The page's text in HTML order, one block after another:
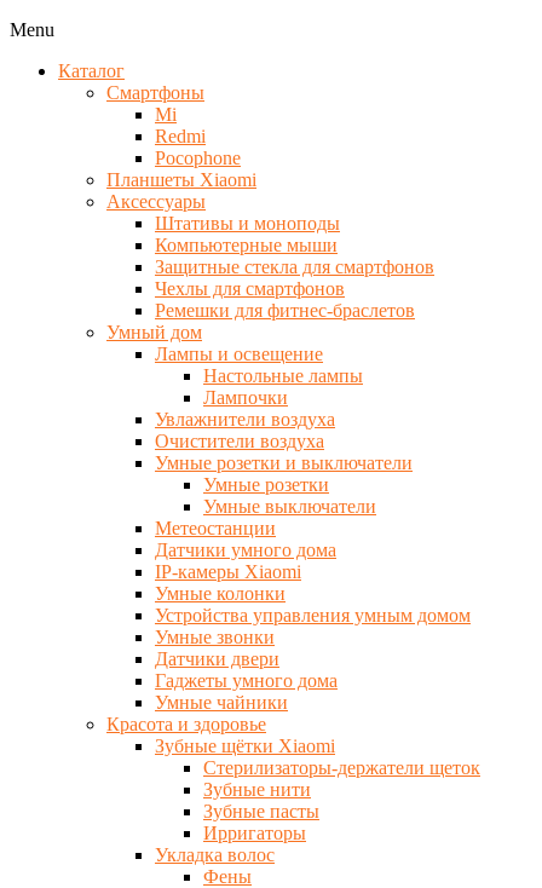
Menu
Каталог
Смартфоны
Mi
Redmi
Pocophone
Планшеты Xiaomi
Аксессуары
Штативы и моноподы
Компьютерные мыши
Защитные стекла для смартфонов
Чехлы для смартфонов
Ремешки для фитнес-браслетов
Умный дом
Лампы и освещение
Настольные лампы
Лампочки
Увлажнители воздуха
Очистители воздуха
Умные розетки и выключатели
Умные розетки
Умные выключатели
Метеостанции
Датчики умного дома
IP-камеры Xiaomi
Умные колонки
Устройства управления умным домом
Умные звонки
Датчики двери
Гаджеты умного дома
Умные чайники
Красота и здоровье
Зубные щётки Xiaomi
Стерилизаторы-держатели щеток
Зубные нити
Зубные пасты
Ирригаторы
Укладка волос
Фены